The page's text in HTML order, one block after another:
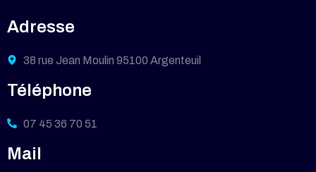
Adresse
38 rue Jean Moulin 95100 Argenteuil
Téléphone
07 45 36 70 51
Mail